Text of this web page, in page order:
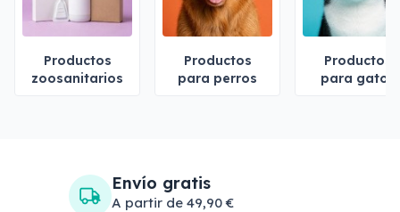
Productos
zoosanitarios
Productos
para perros
Productos
para gatos
Envío gratis
A partir de 49,90 €